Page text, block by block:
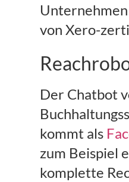
von Xero-
Der Chatbot
kommt als
zum Beispiel
komplette